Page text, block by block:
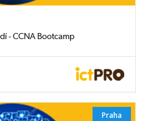
- CCNA Bootcamp
Praha